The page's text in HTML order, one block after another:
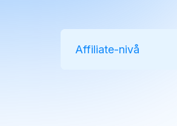
Affiliate-nivå